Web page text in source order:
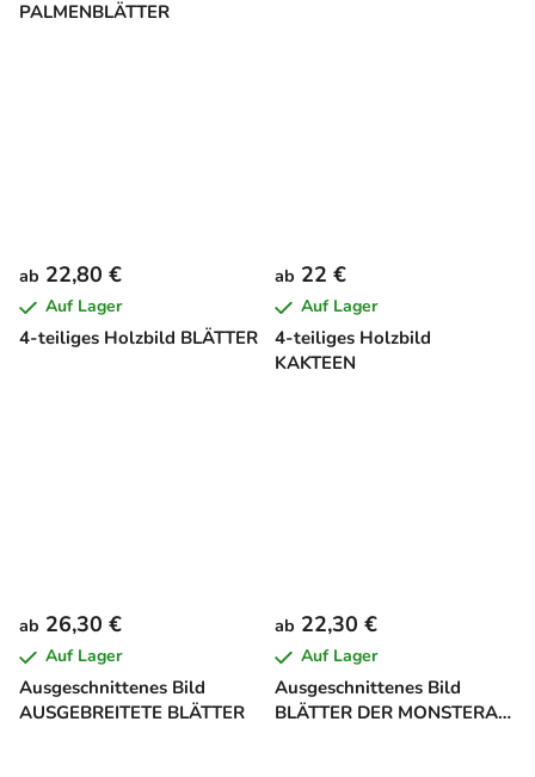
PALMENBLÄTTER
4-teiliges Holzbild BLÄTTER
ab 22,80 €
Auf Lager
4-teiliges Holzbild
KAKTEEN
ab 22 €
Auf Lager
Ausgeschnittenes Bild
AUSGEBREITETE BLÄTTER
ab 26,30 €
Auf Lager
Ausgeschnittenes Bild
BLÄTTER DER MONSTERA
ab 22,30 €
Auf Lager